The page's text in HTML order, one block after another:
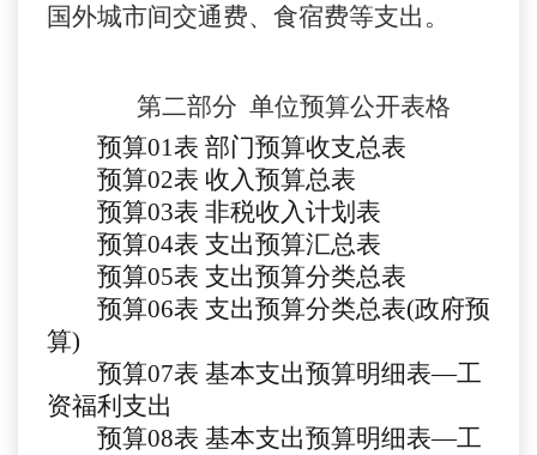
国外城市间交通费、食宿费等支出。
第二部分 单位预算公开表格
预算01表 部门预算收支总表
预算02表 收入预算总表
预算03表 非税收入计划表
预算04表 支出预算汇总表
预算05表 支出预算分类总表
预算06表 支出预算分类总表(政府预
算)
预算07表 基本支出预算明细表—工
资福利支出
预算08表 基本支出预算明细表—工